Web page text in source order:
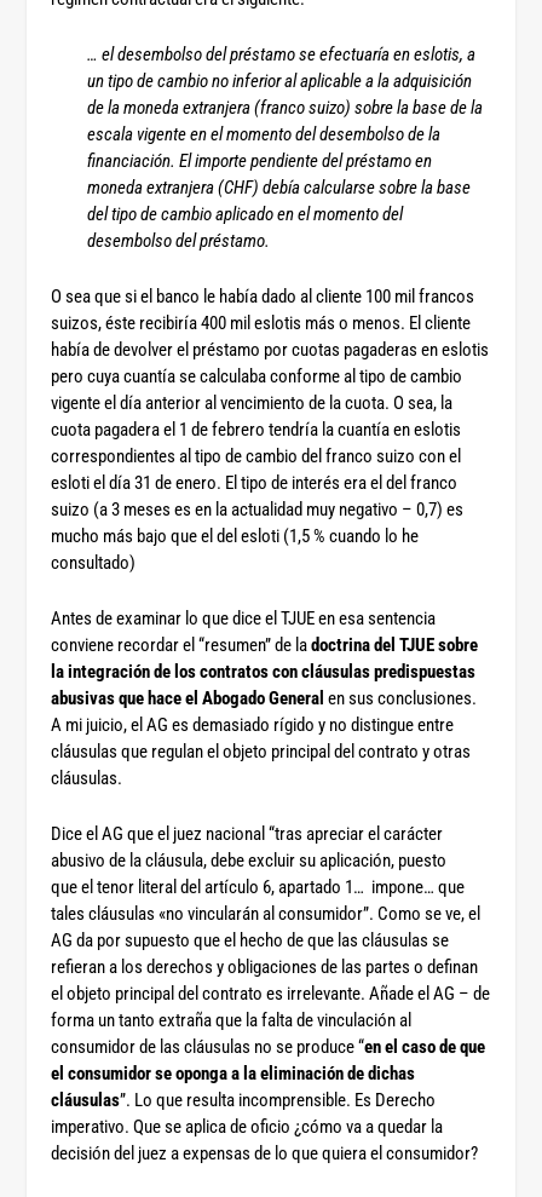
… el desembolso del préstamo se efectuaría en eslotis, a
un tipo de cambio no inferior al aplicable a la adquisición
de la moneda extranjera (franco suizo) sobre la base de la
escala vigente en el momento del desembolso de la
financiación. El importe pendiente del préstamo en
moneda extranjera (CHF) debía calcularse sobre la base
del tipo de cambio aplicado en el momento del
desembolso del préstamo.
O sea que si el banco le había dado al cliente 100 mil francos
suizos, éste recibiría 400 mil eslotis más o menos. El cliente
había de devolver el préstamo por cuotas pagaderas en eslotis
pero cuya cuantía se calculaba conforme al tipo de cambio
vigente el día anterior al vencimiento de la cuota. O sea, la
cuota pagadera el 1 de febrero tendría la cuantía en eslotis
correspondientes al tipo de cambio del franco suizo con el
esloti el día 31 de enero. El tipo de interés era el del franco
suizo (a 3 meses es en la actualidad muy negativo – 0,7) es
mucho más bajo que el del esloti (1,5 % cuando lo he
consultado)
Antes de examinar lo que dice el TJUE en esa sentencia
conviene recordar el “resumen” de ladoctrina del TJUE sobre
la integración de los contratos con cláusulas predispuestas
abusivas que hace el Abogado General en sus conclusiones.
A mi juicio, el AG es demasiado rígido y no distingue entre
cláusulas que regulan el objeto principal del contrato y otras
cláusulas.
Dice el AG que el juez nacional “tras apreciar el carácter
abusivo de la cláusula, debe excluir su aplicación, puesto
que el tenor literal del artículo 6, apartado 1… impone… que
tales cláusulas «no vincularán al consumidor”. Como se ve, el
AG da por supuesto que el hecho de que las cláusulas se
refieran a los derechos y obligaciones de las partes o definan
el objeto principal del contrato es irrelevante. Añade el AG – de
forma un tanto extraña que la falta de vinculación al
consumidor de las cláusulas no se produce “en el caso de que
el consumidor se oponga a la eliminación de dichas
cláusulas”. Lo que resulta incomprensible. Es Derecho
imperativo. Que se aplica de oficio ¿cómo va a quedar la
decisión del juez a expensas de lo que quiera el consumidor?